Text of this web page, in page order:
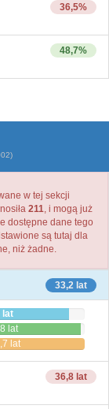
36,5%
48,7%
w tej sekcji
211, i mogą już
dostępne dane tego
są tutaj dla
niż żadne.
33,2 lat
lat
lat
lat
36,8 lat